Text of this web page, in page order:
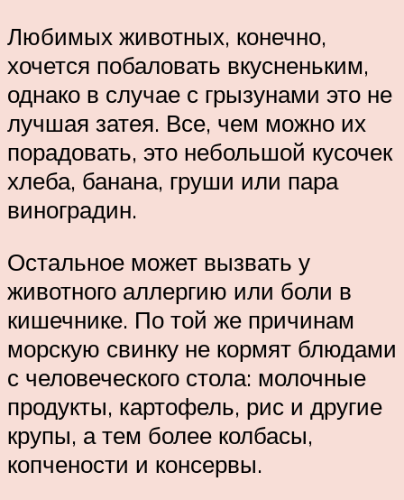
Любимых животных, конечно,
хочется побаловать вкусненьким,
однако в случае с грызунами это не
лучшая затея. Все, чем можно их
порадовать, это небольшой кусочек
хлеба, банана, груши или пара
виноградин.
Остальное может вызвать у
животного аллергию или боли в
кишечнике. По той же причинам
морскую свинку не кормят блюдами
с человеческого стола: молочные
продукты, картофель, рис и другие
крупы, а тем более колбасы,
копчености и консервы.